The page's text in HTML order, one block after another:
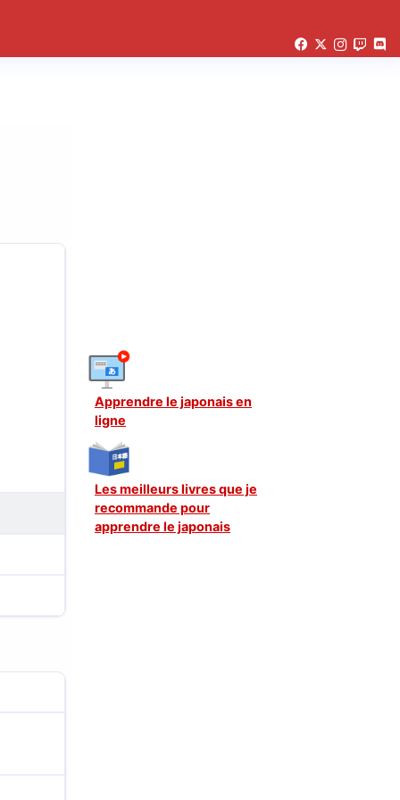
Apprendre le japonais en
ligne
Les meilleurs livres que je
recommande pour
apprendre le japonais